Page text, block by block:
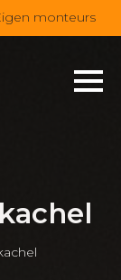
monteurs